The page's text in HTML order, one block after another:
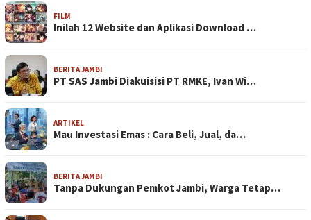
FILM
Inilah 12 Website dan Aplikasi Download …
BERITA JAMBI
PT SAS Jambi Diakuisisi PT RMKE, Ivan Wi…
ARTIKEL
Mau Investasi Emas : Cara Beli, Jual, da…
BERITA JAMBI
Tanpa Dukungan Pemkot Jambi, Warga Tetap…